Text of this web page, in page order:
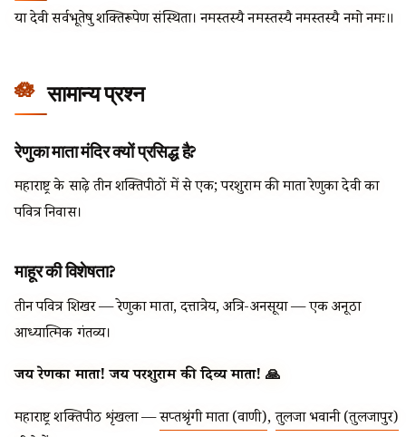
या देवी सर्वभूतेषु शक्तिरूपेण संस्थिता। नमस्तस्यै नमस्तस्यै नमस्तस्यै नमो नमः॥
सामान्य प्रश्न
रेणुका माता मंदिर क्यों प्रसिद्ध है?
महाराष्ट्र के साढ़े तीन शक्तिपीठों में से एक; परशुराम की माता रेणुका देवी का
पवित्र निवास।
माहूर की विशेषता?
तीन पवित्र शिखर — रेणुका माता, दत्तात्रेय, अत्रि-अनसूया — एक अनूठा
आध्यात्मिक गंतव्य।
जय रेणुका माता! जय परशुराम की दिव्य माता! 🙏
महाराष्ट्र शक्तिपीठ शृंखला —सप्तश्रृंगी माता (वाणी),तुलजा भवानी (तुलजापुर)